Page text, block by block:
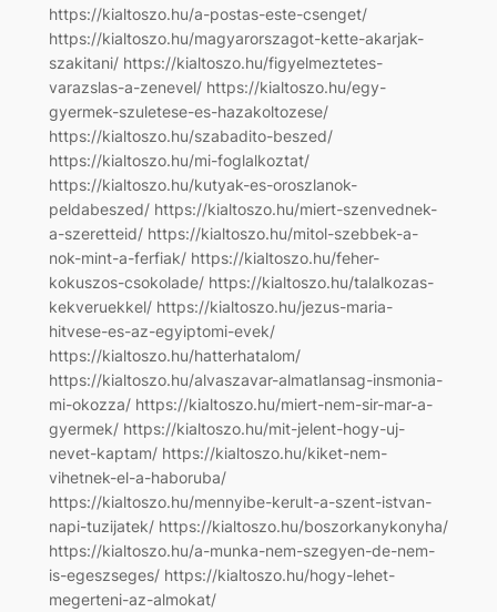
https://kialtoszo.hu/a-postas-este-csenget/
https://kialtoszo.hu/magyarorszagot-kette-akarjak-
szakitani/ https://kialtoszo.hu/figyelmeztetes-
varazslas-a-zenevel/ https://kialtoszo.hu/egy-
gyermek-szuletese-es-hazakoltozese/
https://kialtoszo.hu/szabadito-beszed/
https://kialtoszo.hu/mi-foglalkoztat/
https://kialtoszo.hu/kutyak-es-oroszlanok-
peldabeszed/ https://kialtoszo.hu/miert-szenvednek-
a-szeretteid/ https://kialtoszo.hu/mitol-szebbek-a-
nok-mint-a-ferfiak/ https://kialtoszo.hu/feher-
kokuszos-csokolade/ https://kialtoszo.hu/talalkozas-
kekveruekkel/ https://kialtoszo.hu/jezus-maria-
hitvese-es-az-egyiptomi-evek/
https://kialtoszo.hu/hatterhatalom/
https://kialtoszo.hu/alvaszavar-almatlansag-insmonia-
mi-okozza/ https://kialtoszo.hu/miert-nem-sir-mar-a-
gyermek/ https://kialtoszo.hu/mit-jelent-hogy-uj-
nevet-kaptam/ https://kialtoszo.hu/kiket-nem-
vihetnek-el-a-haboruba/
https://kialtoszo.hu/mennyibe-kerult-a-szent-istvan-
napi-tuzijatek/ https://kialtoszo.hu/boszorkanykonyha/
https://kialtoszo.hu/a-munka-nem-szegyen-de-nem-
is-egeszseges/ https://kialtoszo.hu/hogy-lehet-
megerteni-az-almokat/